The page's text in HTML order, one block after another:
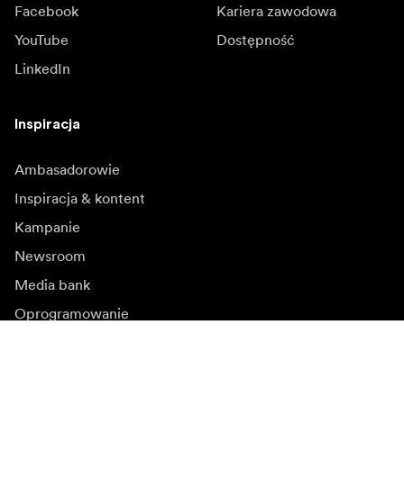
Facebook
YouTube
LinkedIn
Kariera zawodowa
Dostępność
Inspiracja
Ambasadorowie
Inspiracja & kontent
Kampanie
Newsroom
Media bank
Oprogramowanie